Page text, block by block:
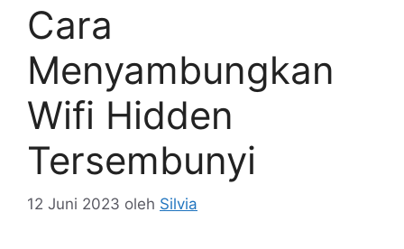
Cara
Menyambungkan
Wifi Hidden
Tersembunyi
12 Juni 2023 oleh Silvia